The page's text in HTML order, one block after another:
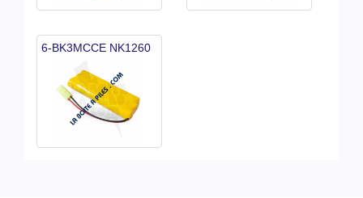
6-BK3MCCE NK1260